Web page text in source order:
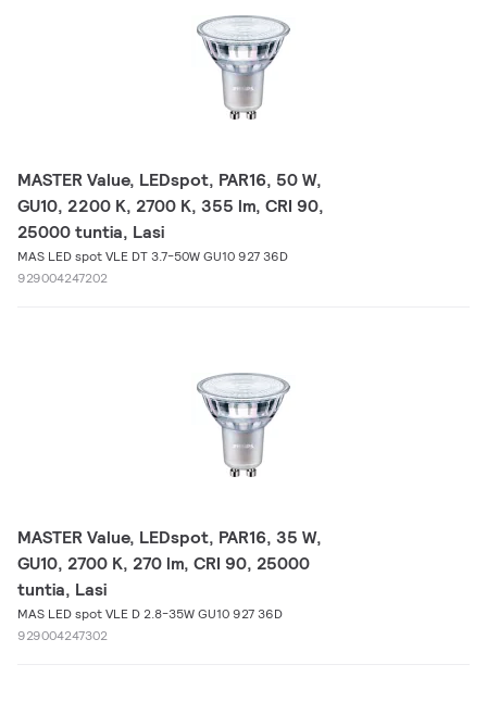
MASTER Value, LEDspot, PAR16, 50 W,
GU10, 2200 K, 2700 K, 355 lm, CRI 90,
25000 tuntia, Lasi
MAS LED spot VLE DT 3.7-50W GU10 927 36D
929004247202
MASTER Value, LEDspot, PAR16, 35 W,
GU10, 2700 K, 270 lm, CRI 90, 25000
tuntia, Lasi
MAS LED spot VLE D 2.8-35W GU10 927 36D
929004247302